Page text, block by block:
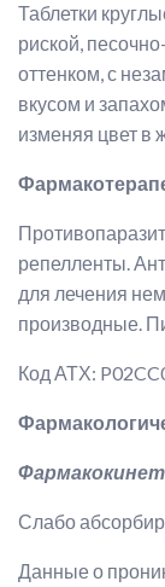
Таблетки
риской,
оттенком, с
вкусом и
изменяя цвет в
репелленты.
для лечения
производные.
Код АТХ:
Слабо
Данные о